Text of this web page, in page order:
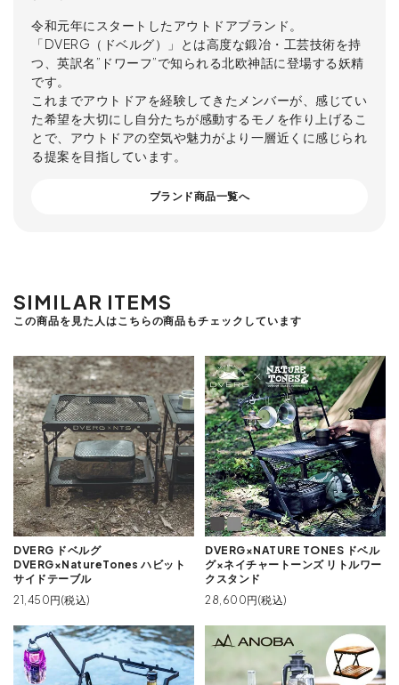
令和元年にスタートしたアウトドアブランド。
「DVERG（ドベルグ）」とは高度な鍛冶・工芸技術を持
つ、英訳名”ドワーフ”で知られる北欧神話に登場する妖精
です。
これまでアウトドアを経験してきたメンバーが、感じてい
た希望を大切にし自分たちが感動するモノを作り上げるこ
とで、アウトドアの空気や魅力がより一層近くに感じられ
る提案を目指しています。
ブランド商品一覧へ
SIMILAR ITEMS
この商品を見た人はこちらの商品もチェックしています
DVERG ドベルグ
DVERG×NatureTones ハビット
サイドテーブル
21,450円(税込)
DVERG×NATURE TONES ドベル
グ×ネイチャートーンズ リトルワー
クスタンド
28,600円(税込)